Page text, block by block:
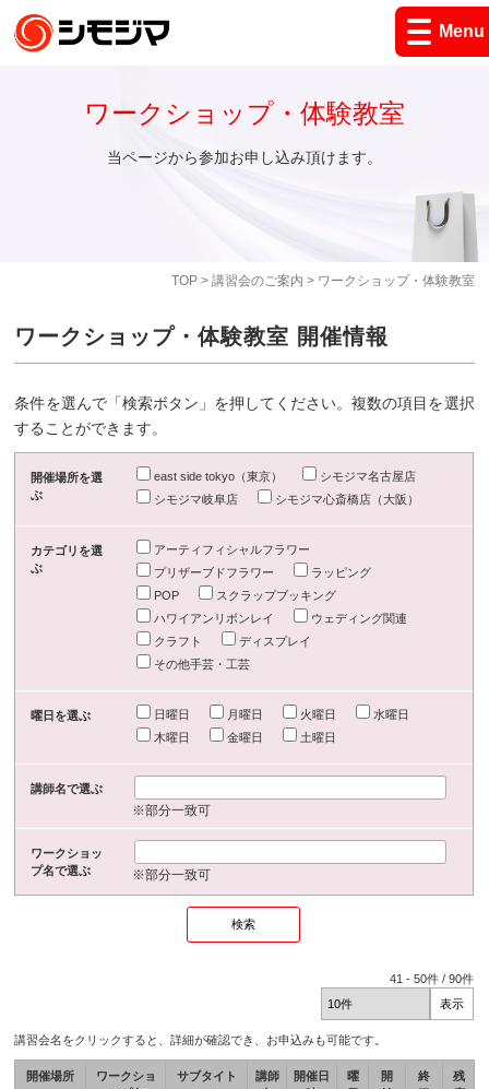
Menu
TOP> 講習会のご案内 > ワークショップ・体験教室
ワークショップ・体験教室
当ページから参加お申し込み頂けます。
ワークショップ・体験教室 開催情報
条件を選んで「検索ボタン」を押してください。複数の項目を選択
することができます。
開催場所を選
ぶ
east side tokyo（東京）
シモジマ名古屋店
シモジマ岐阜店
シモジマ心斎橋店（大阪）
カテゴリを選
ぶ
アーティフィシャルフラワー
プリザーブドフラワー
ラッピング
POP
スクラップブッキング
ハワイアンリボンレイ
ウェディング関連
クラフト
ディスプレイ
その他手芸・工芸
曜日を選ぶ 日曜日 月曜日 火曜日
水曜日
木曜日
金曜日 土曜日
講師名で選ぶ
※部分一致可
ワークショッ
プ名で選ぶ
※部分一致可
41 -50件 /90件
講習会名をクリックすると、詳細が確認でき、お申込みも可能です。
開催場所
ワークショ
サブタイト
講師
開催日
曜
開
終
残